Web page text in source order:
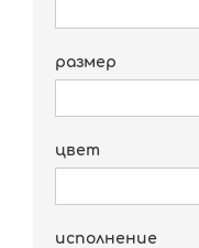
размер
цвет
исполнение